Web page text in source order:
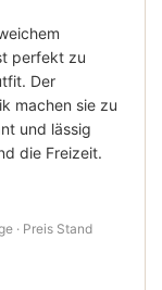
perfekt zu
Der
machen sie zu
und lässig
die Freizeit.
· Preis Stand